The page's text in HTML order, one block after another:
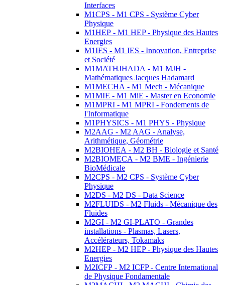
Interfaces
M1CPS - M1 CPS - Système Cyber
Physique
M1HEP - M1 HEP - Physique des Hautes
Energies
M1IES - M1 IES - Innovation, Entreprise
et Société
M1MATHJHADA - M1 MJH -
Mathématiques Jacques Hadamard
M1MECHA - M1 Mech - Mécanique
M1MIE - M1 MiE - Master en Economie
M1MPRI - M1 MPRI - Fondements de
l'Informatique
M1PHYSICS - M1 PHYS - Physique
M2AAG - M2 AAG - Analyse,
Arithmétique, Géométrie
M2BIOHEA - M2 BH - Biologie et Santé
M2BIOMECA - M2 BME - Ingénierie
BioMédicale
M2CPS - M2 CPS - Système Cyber
Physique
M2DS - M2 DS - Data Science
M2FLUIDS - M2 Fluids - Mécanique des
Fluides
M2GI - M2 GI-PLATO - Grandes
installations - Plasmas, Lasers,
Accélérateurs, Tokamaks
M2HEP - M2 HEP - Physique des Hautes
Energies
M2ICFP - M2 ICFP - Centre International
de Physique Fondamentale